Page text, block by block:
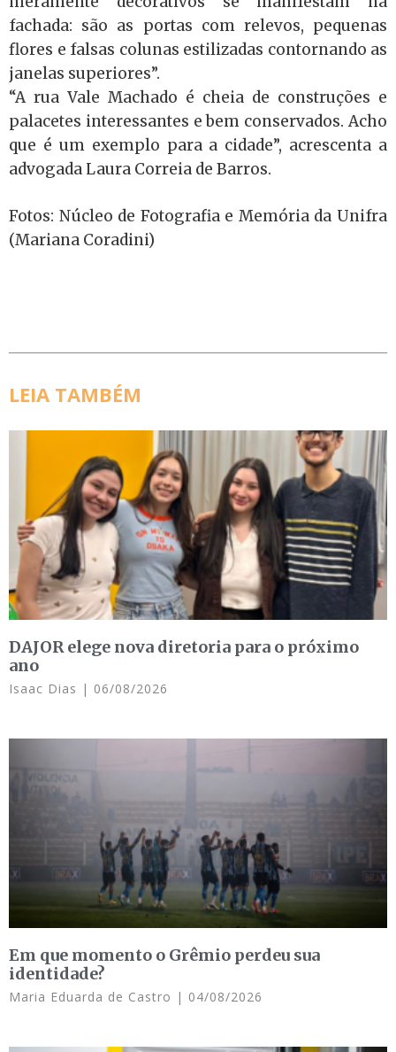
fachada: são as portas com relevos, pequenas
flores e falsas colunas estilizadas contornando as
janelas superiores”.
“A rua Vale Machado é cheia de construções e
palacetes interessantes e bem conservados. Acho
que é um exemplo para a cidade”, acrescenta a
advogada Laura Correia de Barros.
Fotos: Núcleo de Fotografia e Memória da Unifra
(Mariana Coradini)
LEIA TAMBÉM
DAJOR elege nova diretoria para o próximo
ano
Isaac Dias 06/08/2026
Em que momento o Grêmio perdeu sua
identidade?
Maria Eduarda de Castro 04/08/2026